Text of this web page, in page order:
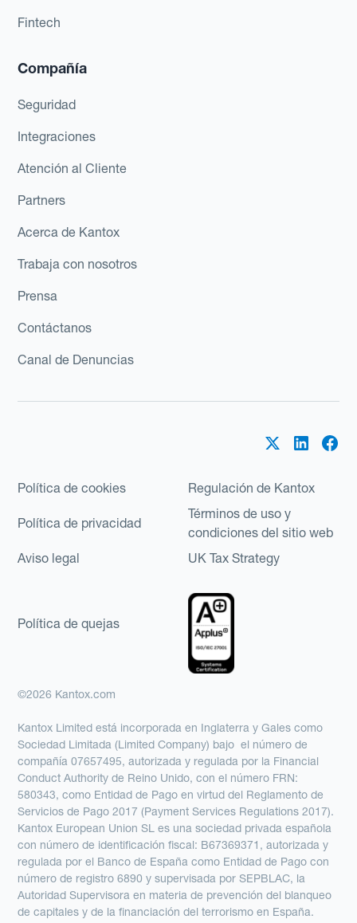
Fintech
Compañía
Seguridad
Integraciones
Atención al Cliente
Partners
Acerca de Kantox
Trabaja con nosotros
Prensa
Contáctanos
Canal de Denuncias
Política de cookies Regulación de Kantox
Política de privacidad
Términos de uso y
condiciones del sitio web
Aviso legal
UK Tax Strategy
Política de quejas
©2026 Kantox.com
Kantox Limited está incorporada en Inglaterra y Gales como
Sociedad Limitada (Limited Company) bajo el número de
compañía 07657495, autorizada y regulada por la Financial
Conduct Authority de Reino Unido, con el número FRN:
580343, como Entidad de Pago en virtud del Reglamento de
Servicios de Pago 2017 (Payment Services Regulations 2017).
Kantox European Union SL es una sociedad privada española
con número de identificación fiscal: B67369371, autorizada y
regulada por el Banco de España como Entidad de Pago con
número de registro 6890 y supervisada por SEPBLAC, la
Autoridad Supervisora en materia de prevención del blanqueo
de capitales y de la financiación del terrorismo en España.